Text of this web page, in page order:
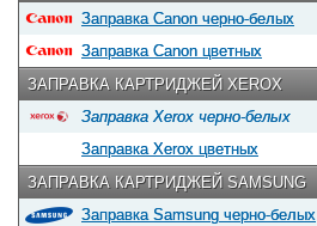
Заправка Canon черно-белых
Заправка Canon цветных
ЗАПРАВКА КАРТРИДЖЕЙ XEROX
Заправка Xerox черно-белых
Заправка Xerox цветных
ЗАПРАВКА КАРТРИДЖЕЙ SAMSUNG
Заправка Samsung черно-белых